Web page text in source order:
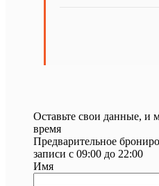
Оставьте свои данные,
время
Предварительное
записи с 09:00 до 22:00
Имя